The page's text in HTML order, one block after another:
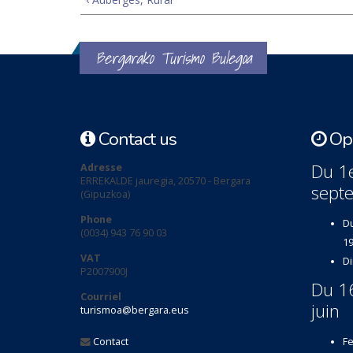
Bergarako Turismo Bulegoa
Contact us
Adresse
ERREKALDE jauregia, 20570 - Bergara
(Gipuzkoa)
Phone
(0034) 943 76 90 03
VAT
P2007900J
Courriel
turismoa@bergara.eus
Contact
Du
Du
juin